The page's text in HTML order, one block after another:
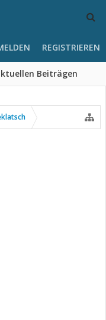
Beiträgen
REGISTRIEREN